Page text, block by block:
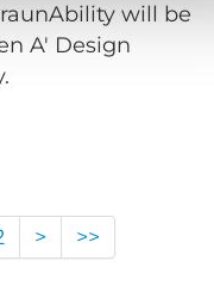
will be
A' Design
> >>